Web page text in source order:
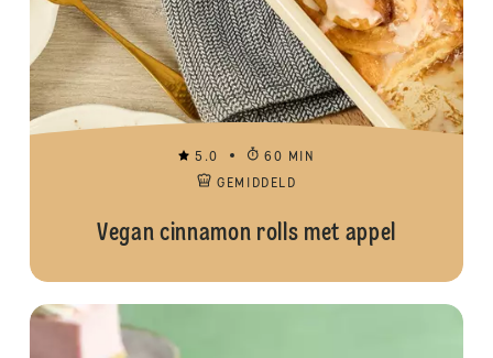
5.0
60 MIN
GEMIDDELD
Vegan cinnamon rolls met appel